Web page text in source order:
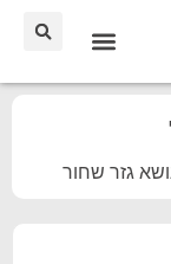
גזר שחור